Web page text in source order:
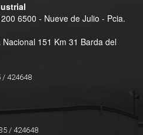
6500 - Nueve de Julio - Pcia.
Nacional 151 Km 31 Barda del
/ 424648
/ 424648